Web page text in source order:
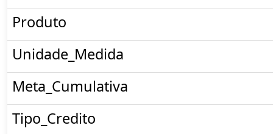
Produto
Unidade_Medida
Meta_Cumulativa
Tipo_Credito